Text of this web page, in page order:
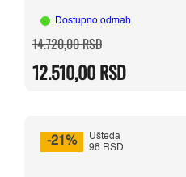
Dostupno odmah
14.720,00RSDOriginalna
cena
bila:
14.720,00 RSD.
12.510,00RSD
Trenutna
cena
12.510,00 RSD.
-21%
Ušteda
98 RSD